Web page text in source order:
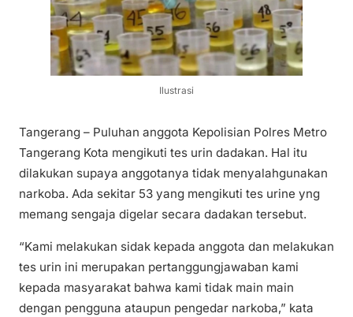
Ilustrasi
Tangerang – Puluhan anggota Kepolisian Polres Metro
Tangerang Kota mengikuti tes urin dadakan. Hal itu
dilakukan supaya anggotanya tidak menyalahgunakan
narkoba. Ada sekitar 53 yang mengikuti tes urine yng
memang sengaja digelar secara dadakan tersebut.
“Kami melakukan sidak kepada anggota dan melakukan
tes urin ini merupakan pertanggungjawaban kami
kepada masyarakat bahwa kami tidak main main
dengan pengguna ataupun pengedar narkoba,” kata